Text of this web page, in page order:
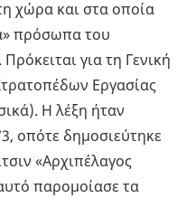
χώρα και στα οποία
πρόσωπα του
για τη Γενική
Εργασίας
Η λέξη ήταν
οπότε δημοσιεύτηκε
«Αρχιπέλαγος
παρομοίασε τα